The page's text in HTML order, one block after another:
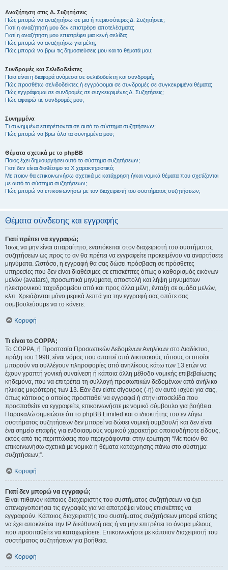
Αναζήτηση στις Δ. Συζητήσεις
Πώς μπορώ να αναζητήσω σε μια ή περισσότερες Δ. Συζητήσεις;
Γιατί η αναζήτησή μου δεν επιστρέφει αποτελέσματα;
Γιατί η αναζήτηση μου επιστρέφει μια κενή σελίδα;
Πώς μπορώ να αναζητήσω για μέλη;
Πώς μπορώ να βρω τις δημοσιεύσεις μου και τα θέματά μου;
Συνδρομές και Σελιδοδείκτες
Ποια είναι η διαφορά ανάμεσα σε σελιδοδείκτη και συνδρομή;
Πώς προσθέτω σελιδοδείκτες ή εγγράφομαι σε συνδρομές σε συγκεκριμένα θέματα;
Πώς εγγράφομαι σε συνδρομές σε συγκεκριμένες Δ. Συζητήσεις;
Πώς αφαιρώ τις συνδρομές μου;
Συνημμένα
Τι συνημμένα επιτρέπονται σε αυτό το σύστημα συζητήσεων;
Πώς μπορώ να βρω όλα τα συνημμένα μου;
Θέματα σχετικά με το phpBB
Ποιος έχει δημιουργήσει αυτό το σύστημα συζητήσεων;
Γιατί δεν είναι διαθέσιμο το Χ χαρακτηριστικό;
Με ποιον θα επικοινωνήσω σχετικά με κατάχρηση ή/και νομικά θέματα που σχετίζονται
με αυτό το σύστημα συζητήσεων;
Πώς μπορώ να επικοινωνήσω με τον διαχειριστή του συστήματος συζητήσεων;
Θέματα σύνδεσης και εγγραφής
Γιατί πρέπει να εγγραφώ;
Ίσως να μην είναι απαραίτητο, εναπόκειται στον διαχειριστή του συστήματος
συζητήσεων ως προς το αν θα πρέπει να εγγραφείτε προκειμένου να αναρτήσετε
μηνύματα. Ωστόσο, η εγγραφή θα σας δώσει πρόσβαση σε πρόσθετες
υπηρεσίες που δεν είναι διαθέσιμες σε επισκέπτες όπως ο καθορισμός εικόνων
μελών (avatars), προσωπικά μηνύματα, αποστολή και λήψη μηνυμάτων
ηλεκτρονικού ταχυδρομείου από και προς άλλα μέλη, ένταξη σε ομάδα μελών,
κλπ. Χρειάζονται μόνο μερικά λεπτά για την εγγραφή σας οπότε σας
συμβουλεύουμε να το κάνετε.
Κορυφή
Τι είναι το COPPA;
Το COPPA, ή Προστασία Προσωπικών Δεδομένων Ανηλίκων στο Διαδίκτυο,
πράξη του 1998, είναι νόμος που απαιτεί από δικτυακούς τόπους οι οποίοι
μπορούν να συλλέγουν πληροφορίες από ανηλίκους κάτω των 13 ετών να
έχουν γραπτή γονική συναίνεση ή κάποια άλλη μέθοδο νομικής επιβεβαίωσης
κηδεμόνα, που να επιτρέπει τη συλλογή προσωπικών δεδομένων από ανήλικο
ηλικίας μικρότερης των 13. Εάν δεν είστε σίγουρος (-η) αν αυτό ισχύει για σας,
όπως κάποιος ο οποίος προσπαθεί να εγγραφεί ή στην ιστοσελίδα που
προσπαθείτε να εγγραφείτε, επικοινωνήστε με νομικό σύμβουλο για βοήθεια.
Παρακαλώ σημειώστε ότι το phpBB Limited και ο ιδιοκτήτης του εν λόγω
συστήματος συζητήσεων δεν μπορεί να δώσει νομική συμβουλή και δεν είναι
ένα σημείο επαφής για ενδοιασμούς νομικού χαρακτήρα οποιουδήποτε είδους,
εκτός από τις περιπτώσεις που περιγράφονται στην ερώτηση “Με ποιόν θα
επικοινωνήσω σχετικά με νομικά ή θέματα κατάχρησης πάνω στο σύστημα
συζητήσεων;”.
Κορυφή
Γιατί δεν μπορώ να εγγραφώ;
Είναι πιθανόν κάποιος διαχειριστής του συστήματος συζητήσεων να έχει
απενεργοποιήσει τις εγγραφές για να αποτρέψει νέους επισκέπτες να
εγγραφούν. Κάποιος διαχειριστής του συστήματος συζητήσεων μπορεί επίσης
να έχει αποκλείσει την IP διεύθυνσή σας ή να μην επιτρέπει το όνομα μέλους
που προσπαθείτε να καταχωρίσετε. Επικοινωνήστε με κάποιον διαχειριστή του
συστήματος συζητήσεων για βοήθεια.
Κορυφή